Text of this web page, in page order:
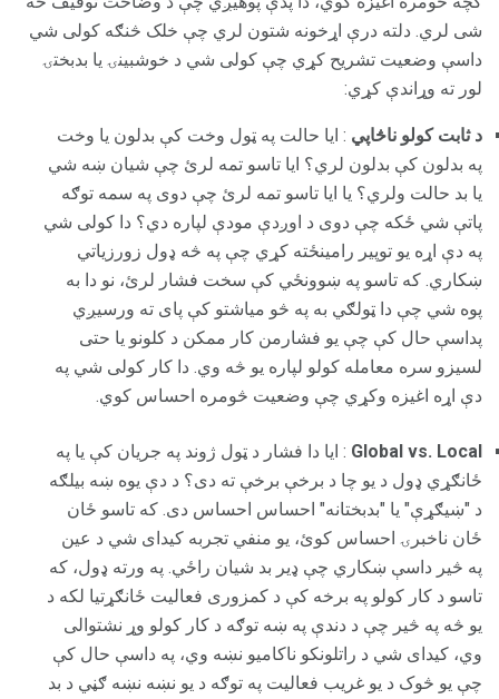
شی لري. دلته درې اړخونه شتون لري چې خلک څنګه کولی شي
داسې وضعیت تشریح کړي چې کولی شي د خوشبینۍ یا بدبختۍ
لور ته وړاندې کړي:
د ثابت کولو ناڅاپي : ایا حالت په ټول وخت کې بدلون یا وخت
په بدلون کې بدلون لري؟ ایا تاسو تمه لرئ چې شیان ښه شي
یا بد حالت ولري؟ یا ایا تاسو تمه لرئ چې دوی په سمه توګه
پاتې شي ځکه چې دوی د اوږدې مودې لپاره دي؟ دا کولی شي
په دې اړه یو توپیر رامینځته کړي چې په څه ډول زورزیاتي
ښکاري. که تاسو په ښوونځي کې سخت فشار لرئ، نو دا به
پوه شي چې دا ټولګي به په څو میاشتو کې پای ته ورسیږي
پداسې حال کې چې یو فشارمن کار ممکن د کلونو یا حتی
لسیزو سره معامله کولو لپاره یو څه وي. دا کار کولی شي په
دې اړه اغیزه وکړي چې وضعیت څومره احساس کوي.
Global vs. Local : ایا دا فشار د ټول ژوند په جریان کې یا په
ځانګړي ډول د یو چا د برخې برخې ته دی؟ د دې یوه ښه بیلګه
د "ښیګړې" یا "بدبختانه" احساس احساس دی. که تاسو ځان
ځان ناخبرۍ احساس کوئ، یو منفي تجربه کیدای شي د عین
په څیر داسې ښکاري چې ډیر بد شیان راځي. په ورته ډول، که
تاسو د کار کولو په برخه کې د کمزوری فعالیت ځانګړتیا لکه د
یو څه په څیر چې د دندې په ښه توګه د کار کولو وړ نشتوالی
وي، کیدای شي د راتلونکو ناکامیو نښه وي، په داسې حال کې
چې یو څوک د یو غریب فعالیت په توګه د یو نښه نښه ګڼي د بد